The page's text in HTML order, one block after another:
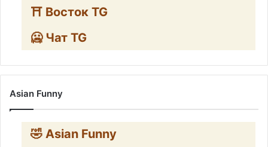
⛩️ Восток TG
🥶 Чат TG
Asian Funny
🤣 Asian Funny